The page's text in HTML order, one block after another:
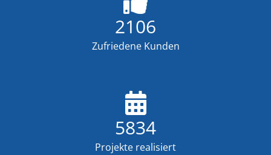
2106
Zufriedene Kunden
5834
Projekte realisiert